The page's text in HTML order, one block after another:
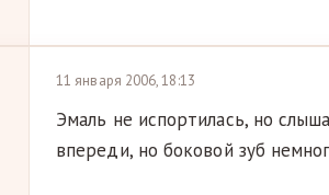
11 января 2006, 18:13
Эмаль не испортилась, но
впереди, но боковой зуб